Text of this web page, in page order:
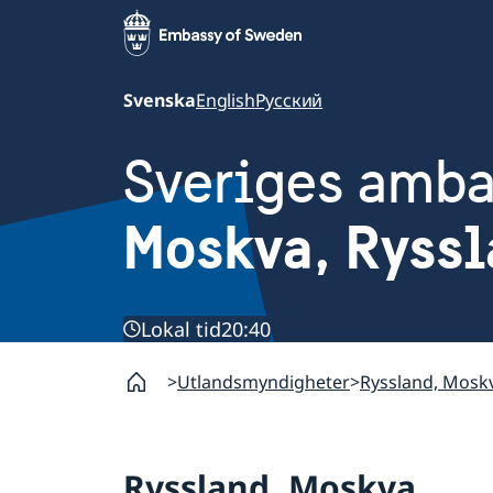
SvenskaEnglishРусский
Sveriges
Moskva,
Lokal tid20:40
Utlandsmyndigheter Ryssland,